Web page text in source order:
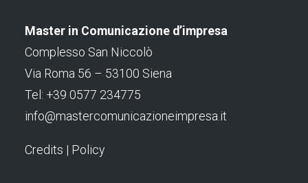
Master in Comunicazione d’impresa
Complesso San Niccolò
Via Roma 56 – 53100 Siena
Tel: +39 0577 234775
info@mastercomunicazioneimpresa.it
Credits | Policy